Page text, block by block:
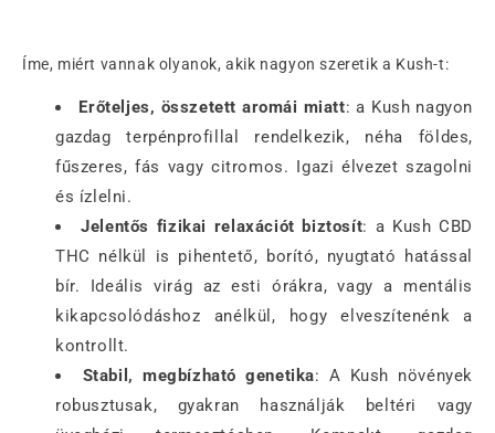
Íme, miért vannak olyanok, akik nagyon szeretik a Kush-t:
Erőteljes, összetett aromái miatt: a Kush nagyon
gazdag terpénprofillal rendelkezik, néha földes,
fűszeres, fás vagy citromos. Igazi élvezet szagolni
és ízlelni.
Jelentős fizikai relaxációt biztosít: a Kush CBD
THC nélkül is pihentető, borító, nyugtató hatással
bír. Ideális virág az esti órákra, vagy a mentális
kikapcsolódáshoz anélkül, hogy elveszítenénk a
kontrollt.
Stabil, megbízható genetika: A Kush növények
robusztusak, gyakran használják beltéri vagy